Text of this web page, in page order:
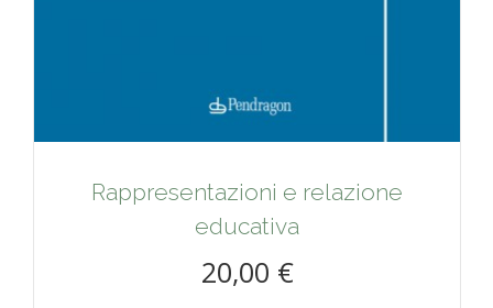
Rappresentazioni e relazione
educativa
20,00 €